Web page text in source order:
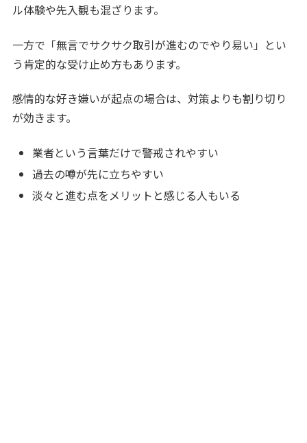
ル体験や先入観も混ざります。
一方で「無言でサクサク取引が進むのでやり易い」とい
う肯定的な受け止め方もあります。
感情的な好き嫌いが起点の場合は、対策よりも割り切り
が効きます。
業者という言葉だけで警戒されやすい
過去の噂が先に立ちやすい
淡々と進む点をメリットと感じる人もいる